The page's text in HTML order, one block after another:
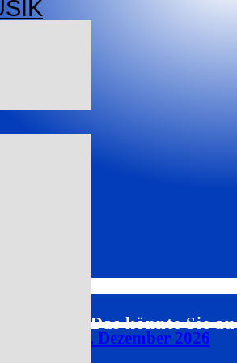
Das könnte Sie
am 5. Dezember 2026